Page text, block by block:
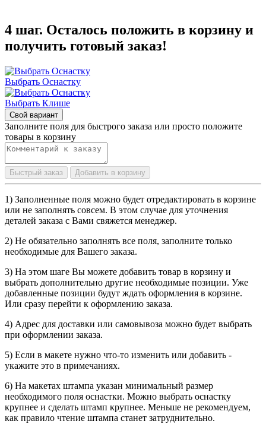
4 шаг. Осталось положить в корзину и
получить готовый заказ!
Выбрать Оснастку
Выбрать Клише
Свой вариант
Заполните поля для быстрого заказа или просто положите
товары в корзину
Быстрый заказ Добавить в корзину
1) Заполненные поля можно будет отредактировать в корзине
или не заполнять совсем. В этом случае для уточнения
деталей заказа с Вами свяжется менеджер.
2) Не обязательно заполнять все поля, заполните только
необходимые для Вашего заказа.
3) На этом шаге Вы можете добавить товар в корзину и
выбрать дополнительно другие необходимые позиции. Уже
добавленные позиции будут ждать оформления в корзине.
Или сразу перейти к оформлению заказа.
4) Адрес для доставки или самовывоза можно будет выбрать
при оформлении заказа.
5) Если в макете нужно что-то изменить или добавить -
укажите это в примечаниях.
6) На макетах штампа указан минимальный размер
необходимого поля оснастки. Можно выбрать оснастку
крупнее и сделать штамп крупнее. Меньше не рекомендуем,
как правило чтение штампа станет затруднительно.